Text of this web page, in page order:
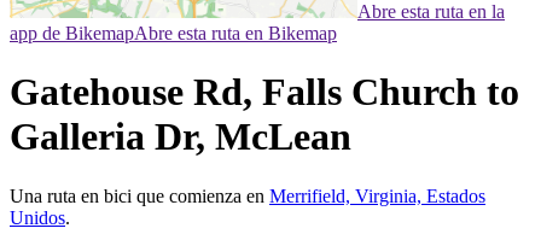
Abre esta ruta en la
app de BikemapAbre esta ruta en Bikemap
Gatehouse Rd, Falls Church to
Galleria Dr, McLean
Una ruta en bici que comienza en Merrifield, Virginia, Estados
Unidos.